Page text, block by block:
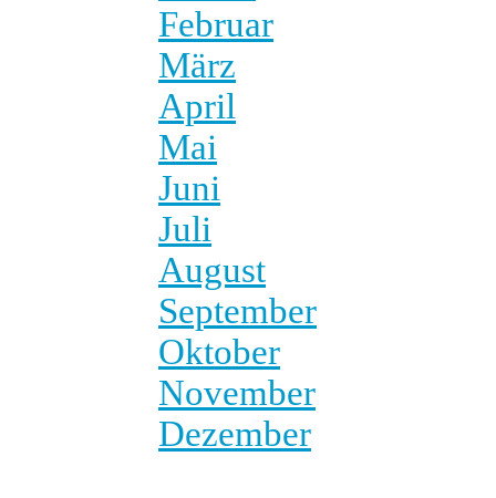
Februar
März
April
Mai
Juni
Juli
August
September
Oktober
November
Dezember